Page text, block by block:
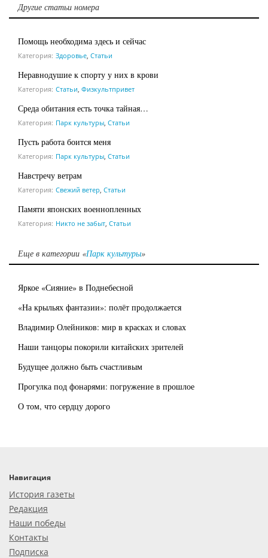
Другие статьи номера
Помощь необходима здесь и сейчас
Категория: Здоровье Статьи
Неравнодушие к спорту у них в крови
Категория: Статьи Физкультпривет
Среда обитания есть точка тайная…
Категория: Парк культуры Статьи
Пусть работа боится меня
Категория: Парк культуры Статьи
Навстречу ветрам
Категория: Свежий ветер Статьи
Памяти японских военнопленных
Категория: Никто не забыт Статьи
Еще в категории «Парк культуры»
Яркое «Сияние» в Поднебесной
«На крыльях фантазии»: полёт продолжается
Владимир Олейников: мир в красках и словах
Наши танцоры покорили китайских зрителей
Будущее должно быть счастливым
Прогулка под фонарями: погружение в прошлое
О том, что сердцу дорого
Навигация
История газеты
Редакция
Наши победы
Контакты
Подписка